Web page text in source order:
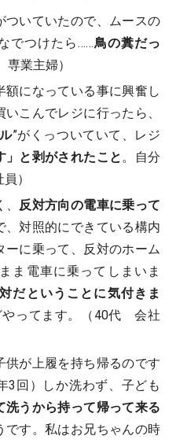
ついていたので、ムースの
でつけたら……鳥の糞だっ
業主婦）
額になっている事に興奮し
こんでレジに行ったら、
”がくっついていて、レジ
」と剥がされたこと。自分
）
反対方向の電車に乗って
、対照的にできている構内
ーに乗って、反対のホーム
ま電車に乗ってしまいま
だということに気付きま
やってます。（40代 会社
供が上履を持ち帰るのです
3回）しか洗わず、子ども
洗うから持って帰って来る
です。私はお兄ちゃんの時